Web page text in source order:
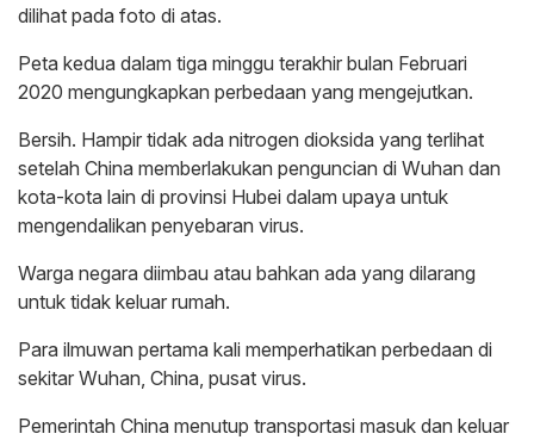
dilihat pada foto di atas.
Peta kedua dalam tiga minggu terakhir bulan Februari
2020 mengungkapkan perbedaan yang mengejutkan.
Bersih. Hampir tidak ada nitrogen dioksida yang terlihat
setelah China memberlakukan penguncian di Wuhan dan
kota-kota lain di provinsi Hubei dalam upaya untuk
mengendalikan penyebaran virus.
Warga negara diimbau atau bahkan ada yang dilarang
untuk tidak keluar rumah.
Para ilmuwan pertama kali memperhatikan perbedaan di
sekitar Wuhan, China, pusat virus.
Pemerintah China menutup transportasi masuk dan keluar